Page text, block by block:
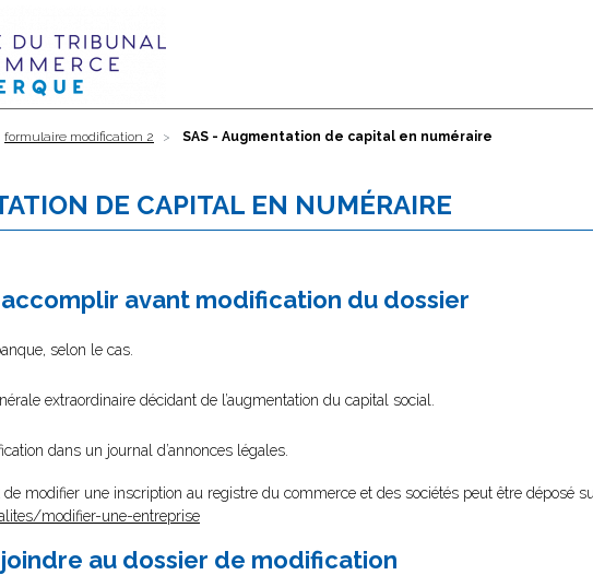
formulaire modification 2 SAS - Augmentation de capital en numéraire
DE CAPITAL EN NUMÉRAIRE
avant modification du dossier
selon le cas.
extraordinaire décidant de l’augmentation du capital social.
dans un journal d’annonces légales.
de modifier une inscription au registre du commerce et des sociétés peut être déposé
modifier-une-entreprise
au dossier de modification